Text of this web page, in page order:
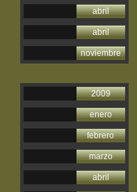
abril
abril
noviembre
2009
enero
febrero
marzo
abril